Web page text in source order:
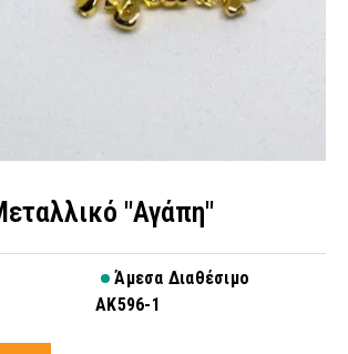
"Αγάπη"
Άμεσα Διαθέσιμο
AK596-1